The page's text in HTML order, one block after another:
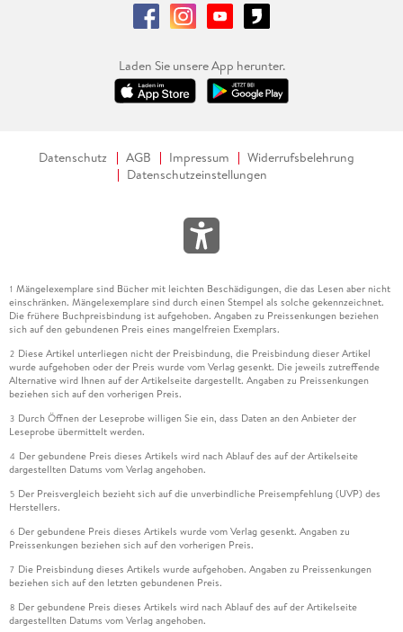
Laden Sie unsere App herunter.
Datenschutz AGB Impressum
Widerrufsbelehrung
Datenschutzeinstellungen
1 Mängelexemplare sind Bücher mit leichten Beschädigungen, die das Lesen aber nicht
einschränken. Mängelexemplare sind durch einen Stempel als solche gekennzeichnet.
Die frühere Buchpreisbindung ist aufgehoben. Angaben zu Preissenkungen beziehen
sich auf den gebundenen Preis eines mangelfreien Exemplars.
2 Diese Artikel unterliegen nicht der Preisbindung, die Preisbindung dieser Artikel
wurde aufgehoben oder der Preis wurde vom Verlag gesenkt. Die jeweils zutreffende
Alternative wird Ihnen auf der Artikelseite dargestellt. Angaben zu Preissenkungen
beziehen sich auf den vorherigen Preis.
3 Durch Öffnen der Leseprobe willigen Sie ein, dass Daten an den Anbieter der
Leseprobe übermittelt werden.
4 Der gebundene Preis dieses Artikels wird nach Ablauf des auf der Artikelseite
dargestellten Datums vom Verlag angehoben.
5 Der Preisvergleich bezieht sich auf die unverbindliche Preisempfehlung (UVP) des
Herstellers.
6 Der gebundene Preis dieses Artikels wurde vom Verlag gesenkt. Angaben zu
Preissenkungen beziehen sich auf den vorherigen Preis.
7 Die Preisbindung dieses Artikels wurde aufgehoben. Angaben zu Preissenkungen
beziehen sich auf den letzten gebundenen Preis.
8 Der gebundene Preis dieses Artikels wird nach Ablauf des auf der Artikelseite
dargestellten Datums vom Verlag angehoben.